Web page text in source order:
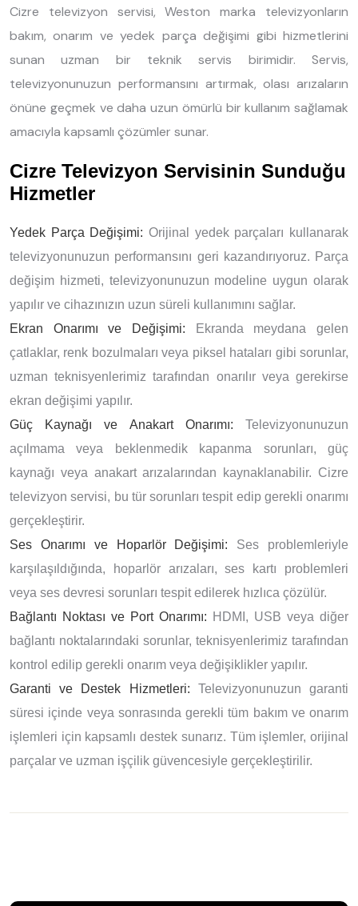
Cizre televizyon servisi, Weston marka televizyonların
bakım, onarım ve yedek parça değişimi gibi hizmetlerini
sunan uzman bir teknik servis birimidir. Servis,
televizyonunuzun performansını artırmak, olası arızaların
önüne geçmek ve daha uzun ömürlü bir kullanım sağlamak
amacıyla kapsamlı çözümler sunar.
Cizre Televizyon Servisinin Sunduğu
Hizmetler
Yedek Parça Değişimi: Orijinal yedek parçaları kullanarak
televizyonunuzun performansını geri kazandırıyoruz. Parça
değişim hizmeti, televizyonunuzun modeline uygun olarak
yapılır ve cihazınızın uzun süreli kullanımını sağlar.
Ekran Onarımı ve Değişimi: Ekranda meydana gelen
çatlaklar, renk bozulmaları veya piksel hataları gibi sorunlar,
uzman teknisyenlerimiz tarafından onarılır veya gerekirse
ekran değişimi yapılır.
Güç Kaynağı ve Anakart Onarımı: Televizyonunuzun
açılmama veya beklenmedik kapanma sorunları, güç
kaynağı veya anakart arızalarından kaynaklanabilir. Cizre
televizyon servisi, bu tür sorunları tespit edip gerekli onarımı
gerçekleştirir.
Ses Onarımı ve Hoparlör Değişimi: Ses problemleriyle
karşılaşıldığında, hoparlör arızaları, ses kartı problemleri
veya ses devresi sorunları tespit edilerek hızlıca çözülür.
Bağlantı Noktası ve Port Onarımı: HDMI, USB veya diğer
bağlantı noktalarındaki sorunlar, teknisyenlerimiz tarafından
kontrol edilip gerekli onarım veya değişiklikler yapılır.
Garanti ve Destek Hizmetleri: Televizyonunuzun garanti
süresi içinde veya sonrasında gerekli tüm bakım ve onarım
işlemleri için kapsamlı destek sunarız. Tüm işlemler, orijinal
parçalar ve uzman işçilik güvencesiyle gerçekleştirilir.